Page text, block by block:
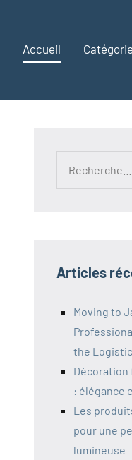
Accueil
Articles
Moving to
the
Décoration
: élégance
Les
pour une
lumineuse